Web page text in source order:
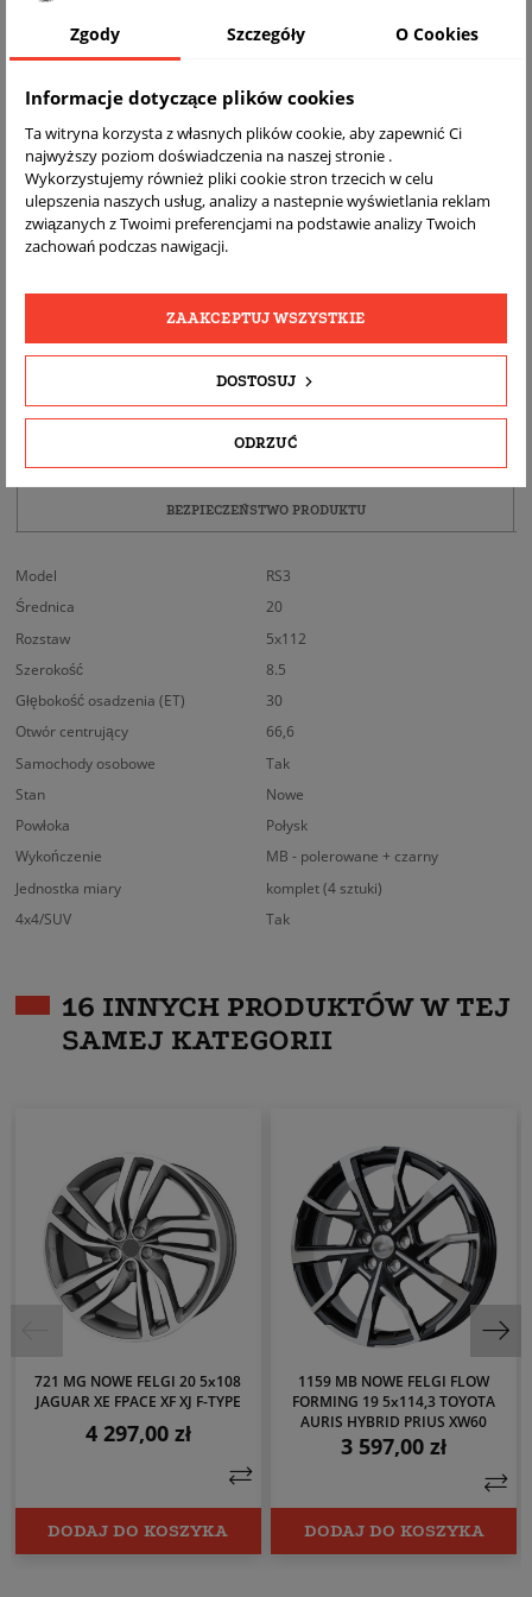
DARMOWA
BEZPŁATNY
PRODUKTU
SZCZEGÓŁY PRODUKTU
OPIS
DOPASOWANIE
BEZPIECZEŃSTWO PRODUKTU
Model
RS3
Średnica
20
Rozstaw
5x112
Szerokość
8.5
Głębokość osadzenia (ET)
30
Otwór centrujący
66,6
Samochody osobowe
Tak
Stan
Nowe
Powłoka
Połysk
Wykończenie
MB - polerowane + czarny
Jednostka miary
komplet (4 sztuki)
4x4/SUV
Tak
16 INNYCH PRODUKTÓW W TEJ
SAMEJ KATEGORII
721 MG NOWE FELGI 20 5x108
JAGUAR XE FPACE XF XJ F-TYPE
Cena
4 297,00 zł
DODAJ DO KOSZYKA
1159 MB NOWE FELGI FLOW
FORMING 19 5x114,3 TOYOTA
AURIS HYBRID PRIUS XW60
Cena
3 597,00 zł
DODAJ DO KOSZYKA
Zgody Szczegóły O Cookies
Informacje dotyczące plików cookies
Ta witryna korzysta z własnych plików cookie, aby zapewnić Ci
najwyższy poziom doświadczenia na naszej stronie .
Wykorzystujemy również pliki cookie stron trzecich w celu
ulepszenia naszych usług, analizy a nastepnie wyświetlania reklam
związanych z Twoimi preferencjami na podstawie analizy Twoich
zachowań podczas nawigacji.
ODRZUĆ
DOSTOSUJ
ZAAKCEPTUJ WSZYSTKIE